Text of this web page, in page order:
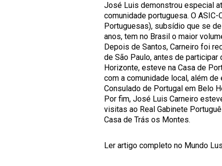
José Luis demonstrou especial
comunidade portuguesa. O
Portuguesas), subsídio que se
anos, tem no Brasil o maior
Depois de Santos, Carneiro foi
de São Paulo, antes de participar
Horizonte, esteve na Casa de
com a comunidade local, além
Consulado de Portugal em Belo
Por fim, José Luis Carneiro
visitas ao Real Gabinete
Casa de Trás os Montes.
Ler artigo completo no Mundo